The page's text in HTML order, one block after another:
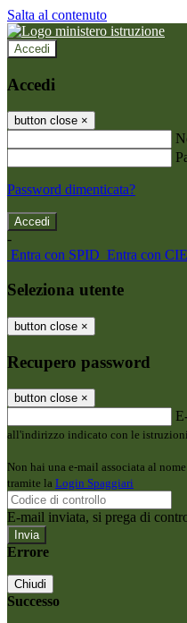
Salta al contenuto
Accedi
Accedi
button close ×
Password dimenticata?
-
Entra con SPID Entra con CIE
Seleziona utente
button close ×
Recupero password
button close ×
all'indirizzo indicato con le istruzioni
Non hai una e-mail associata al
tramite la Login Spaggiari
E-mail inviata, si prega di
Errore
Chiudi
Successo